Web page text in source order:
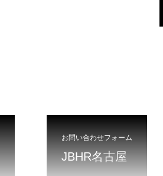
お問い合わせフォーム
JBHR名古屋